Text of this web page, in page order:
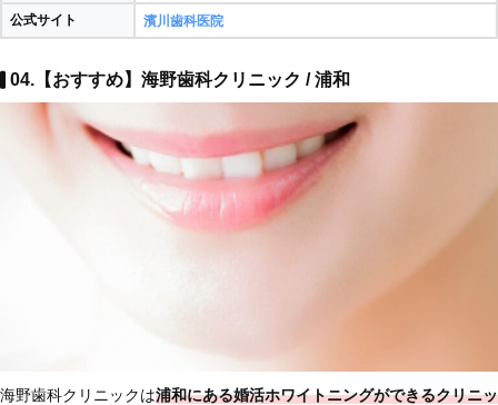
公式サイト 濱川歯科医院
04.【おすすめ】海野歯科クリニック / 浦和
海野歯科クリニックは浦和にある婚活ホワイトニングができるクリニッ